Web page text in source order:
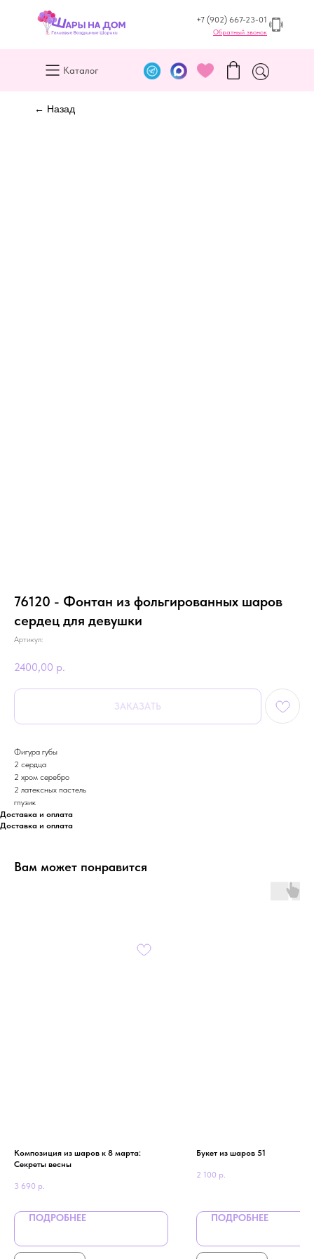
+7 (902) 667-23-01
Обратный звонок
Каталог
← Назад
76120 - Фонтан из фольгированных шаров
сердец для девушки
Артикул:
2400,00 р.
ЗАКАЗАТЬ
Фигура губы
2 сердца
2 хром серебро
2 латексных пастель
гпузик
Доставка и оплата
Доставка и оплата
Вам может понравится
Композиция из шаров к 8 марта:
Секреты весны
3 690 р.
ПОДРОБНЕЕ
Букет из шаров 51
2 100 р.
ПОДРОБНЕЕ